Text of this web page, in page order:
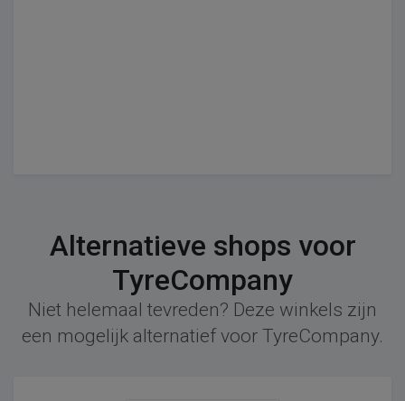
Alternatieve shops voor
TyreCompany
Niet helemaal tevreden? Deze winkels zijn
een mogelijk alternatief voor TyreCompany.